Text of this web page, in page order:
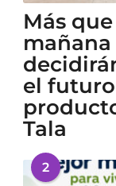
Más
el
Tala
2